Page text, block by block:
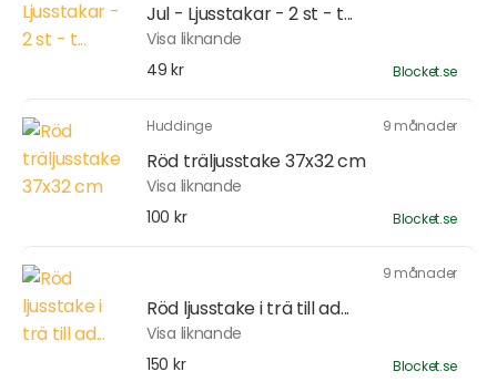
Jul - Ljusstakar - 2 st - t...
Visa liknande
49 kr
Blocket.se
Huddinge 9 månader
Röd träljusstake 37x32 cm
Visa liknande
100 kr
Blocket.se
9 månader
Röd ljusstake i trä till ad...
Visa liknande
150 kr
Blocket.se